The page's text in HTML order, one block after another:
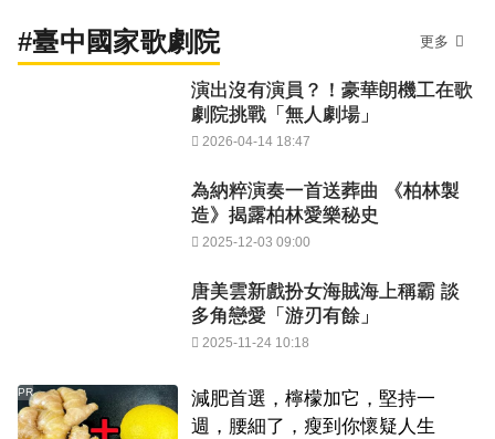
#臺中國家歌劇院 更多
演出沒有演員？！豪華朗機工在歌
劇院挑戰「無人劇場」
2026-04-14 18:47
為納粹演奏一首送葬曲 《柏林製
造》揭露柏林愛樂秘史
2025-12-03 09:00
唐美雲新戲扮女海賊海上稱霸 談
多角戀愛「游刃有餘」
2025-11-24 10:18
減肥首選，檸檬加它，堅持一
週，腰細了，瘦到你懷疑人生
PR